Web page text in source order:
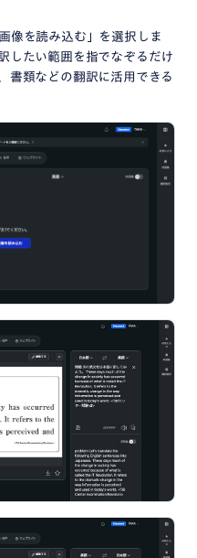
像を読み込む」を選択しま
したい範囲を指でなぞるだけ
書類などの翻訳に活用できる